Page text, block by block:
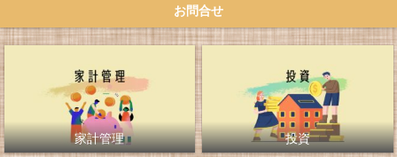
お問合せ
家計管理 投資